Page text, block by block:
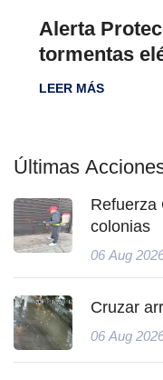
Alerta
tormentas
LEER MÁS
Últimas
Refuerza
colonias
06 Aug
Cruzar
06 Aug